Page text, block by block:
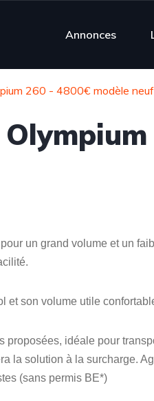
Annonces
260 - 4800€ modèle
un grand volume et un
et son volume utile
idéale pour
la solution à la surcharge.
(sans permis BE*)